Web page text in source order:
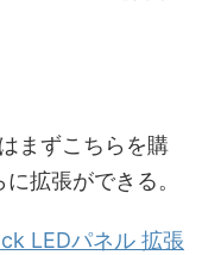
まずこちらを購
拡張ができる。
LEDパネル 拡張